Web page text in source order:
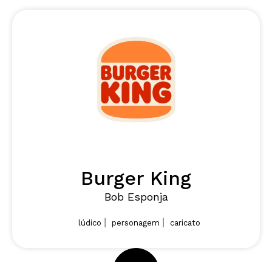
Burger King
Bob Esponja
lúdico personagem caricato